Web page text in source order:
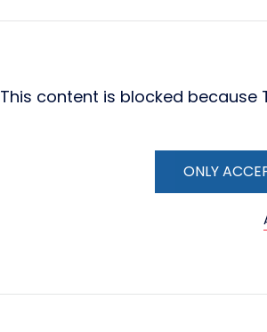
This content is blocked
ONLY